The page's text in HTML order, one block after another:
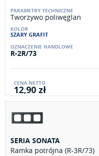
Tworzywo poliwęglan
SZARY GRAFIT
R-2R/73
12,90 zł
SERIA SONATA
Ramka potrójna (R-3R/73)